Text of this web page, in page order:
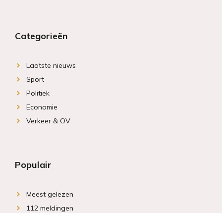
Categorieën
Laatste nieuws
Sport
Politiek
Economie
Verkeer & OV
Populair
Meest gelezen
112 meldingen